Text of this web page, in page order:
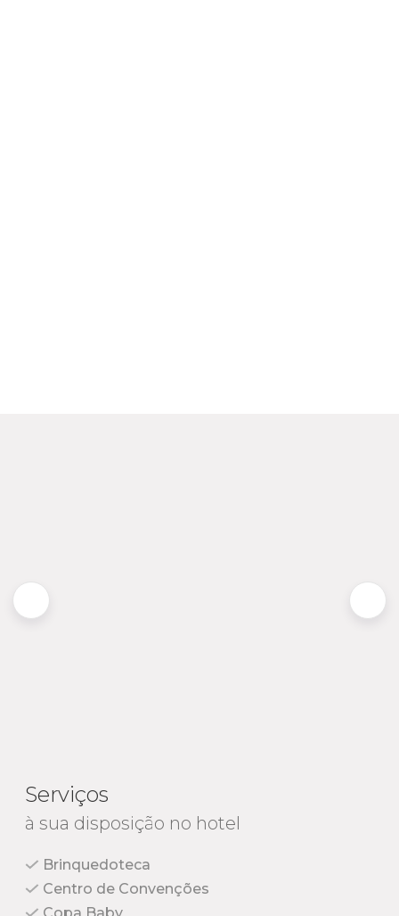
Serviços
à sua disposição no hotel
Brinquedoteca
Centro de Convenções